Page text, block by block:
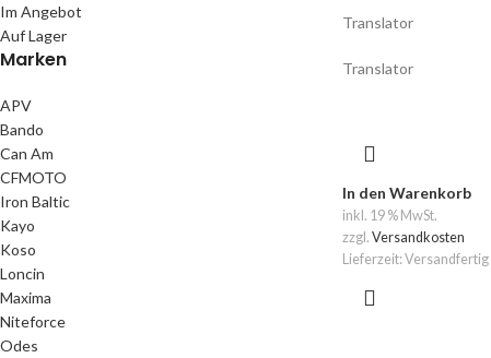
Im Angebot
Auf Lager
Marken
APV
Bando
Can Am
CFMOTO
Iron Baltic
Kayo
Koso
Loncin
Maxima
Niteforce
Odes
Translator
Translator
In den Warenkorb
inkl. 19 % MwSt.
zzgl. Versandkosten
Lieferzeit: